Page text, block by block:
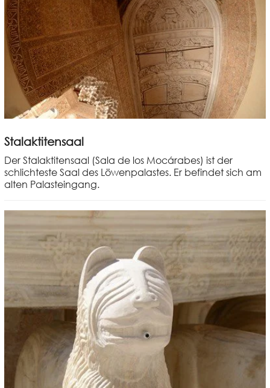
Stalaktitensaal
Der Stalaktitensaal (Sala de los Mocárabes) ist der
schlichteste Saal des Löwenpalastes. Er befindet sich am
alten Palasteingang.